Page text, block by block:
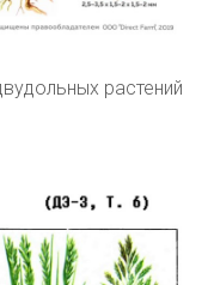
растений